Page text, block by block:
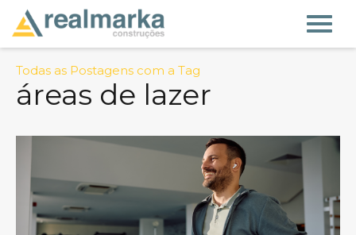
Todas as Postagens com a Tag
áreas de lazer